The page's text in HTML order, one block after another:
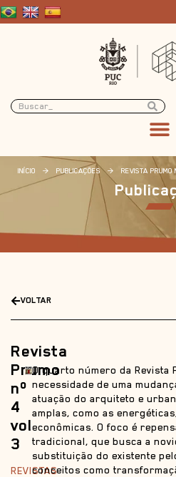
INÍCIO > PUBLICAÇÕES > REVISTA PRUMO
VOLTAR
Revista
Prumo
nº
4
vol
3
REVISTAS
O quarto número da Revista
necessidade de uma
atuação do arquiteto e
amplas, como as
econômicas. O foco é
tradicional, que busca a
substituição do existente
conceitos como